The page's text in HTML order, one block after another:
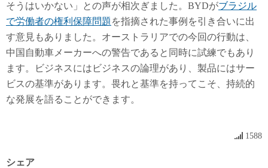
そうはいかない」との声が相次ぎました。BYDがブラジル
で労働者の権利保障問題 を指摘された事例を引き合いに出
す意見もありました。オーストラリアでの今回の行動は、
中国自動車メーカーへの警告であると同時に試練でもあり
ます。ビジネスにはビジネスの論理があり、製品にはサー
ビスの基準があります。畏れと基準を持ってこそ、持続的
な発展を語ることができます。
1588
シェア